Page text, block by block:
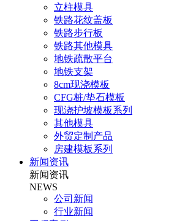
立柱模具
铁路花纹盖板
铁路步行板
铁路其他模具
地铁疏散平台
地铁支架
8cm现浇模板
CFG桩/垫石模板
现浇护坡模板系列
其他模具
外贸定制产品
房建模板系列
新闻资讯
新闻资讯
NEWS
公司新闻
行业新闻